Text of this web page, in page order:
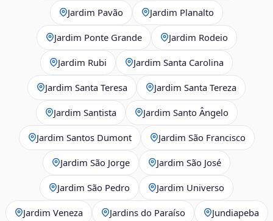
Jardim Pavão Jardim Planalto
Jardim Ponte Grande Jardim Rodeio
Jardim Rubi Jardim Santa Carolina
Jardim Santa Teresa Jardim Santa Tereza
Jardim Santista Jardim Santo Ângelo
Jardim Santos Dumont Jardim São Francisco
Jardim São Jorge Jardim São José
Jardim São Pedro Jardim Universo
Jardim Veneza Jardins do Paraíso Jundiapeba